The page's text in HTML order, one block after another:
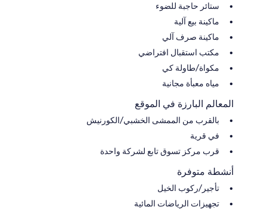
ستائر حاجبة للضوء
ماكينة بيع آلية
ماكينة صرف آلي
مكتب استقبال افتراضي
مكواة/طاولة كي
مياه معبأة مجانية
المعالم البارزة في الموقع
بالقرب من الممشى الخشبي/الكورنيش
في قرية
قرب مركز تسوق تابع لشركة واحدة
أنشطة متوفرة
تأجير/ركوب الخيل
تجهيزات الرياضات المائية